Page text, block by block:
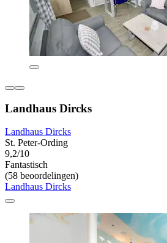
Landhaus Dircks
Landhaus Dircks
St. Peter-Ording
9,2/10
Fantastisch
(58 beoordelingen)
Landhaus Dircks